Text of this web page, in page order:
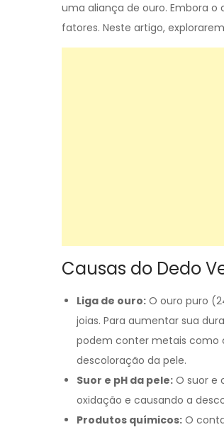
uma aliança de ouro. Embora o
fatores. Neste artigo,
Causas do Dedo
Liga de ouro: O ouro puro
joias. Para aumentar sua
podem conter metais como
descoloração da pele.
Suor e pH da pele: O suor e
oxidação e causando a
Produtos químicos: O